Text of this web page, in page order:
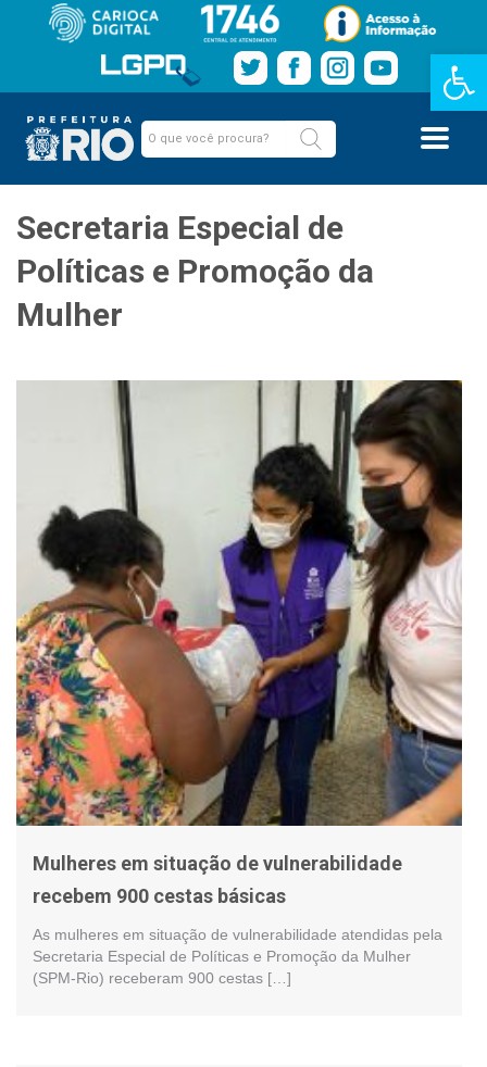
Barra de
Secretaria Especial de
Políticas e Promoção da
Mulher
Mulheres em situação de vulnerabilidade
recebem 900 cestas básicas
As mulheres em situação de vulnerabilidade atendidas pela
Secretaria Especial de Políticas e Promoção da Mulher
(SPM-Rio) receberam 900 cestas […]